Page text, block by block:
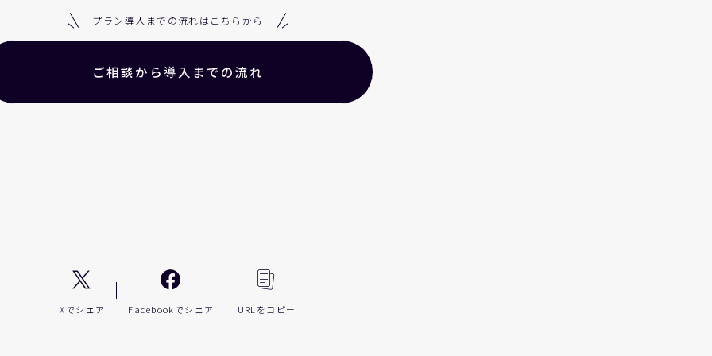
プラン導入までの流れはこちらから
ご相談から導入までの流れ
Xでシェア Facebookでシェア URLをコピー